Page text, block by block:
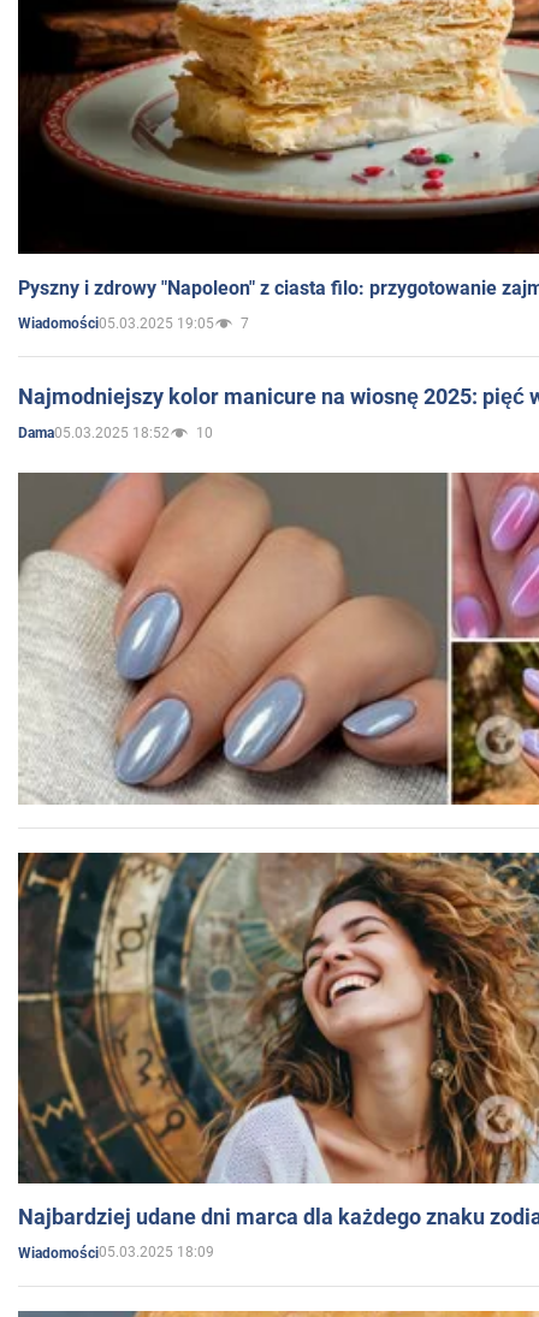
Pyszny i zdrowy "Napoleon" z ciasta filo: przygotowanie
Wiadomości05.03.2025 19:05 7
Najmodniejszy kolor manicure na wiosnę 2025: pięć
Dama05.03.2025 18:52 10
Najbardziej udane dni marca dla każdego znaku
Wiadomości05.03.2025 18:09